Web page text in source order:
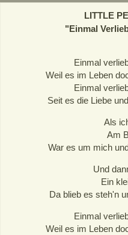
LITTLE
"Einmal
Einmal
Weil es im Leben
Einmal
Seit es die Liebe
Als
Am
War es um mich
Und
Ein
Da blieb es steh'n
Einmal
Weil es im Leben